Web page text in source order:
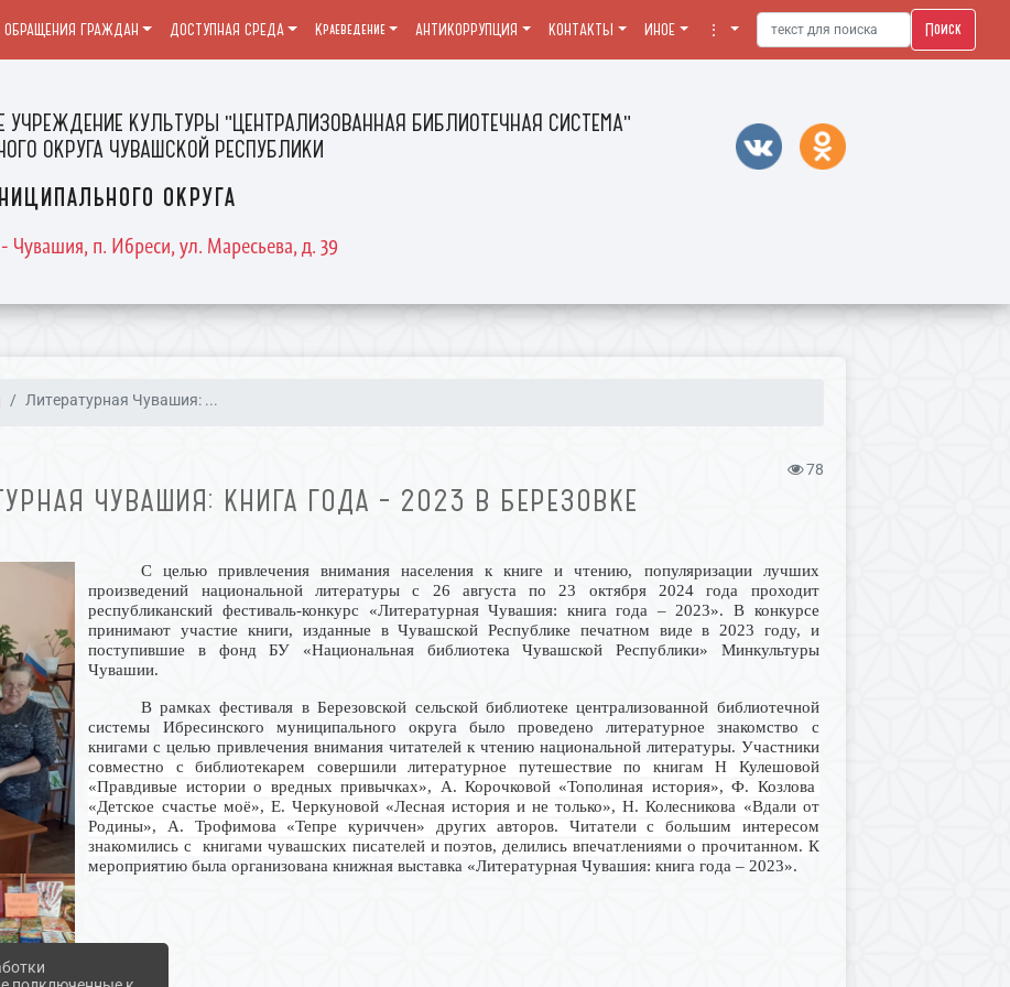
КУЛЬТУРЫ "ЦЕНТРАЛИЗОВАННАЯ БИБЛИОТЕЧНАЯ СИСТЕМА"
ОКРУГА ЧУВАШСКОЙ РЕСПУБЛИКИ
округа
Чувашия, п. Ибреси, ул. Маресьева, д. 39
ОБРАЩЕНИЯ ГРАЖДАН ДОСТУПНАЯ СРЕДА Краеведение АНТИКОРРУПЦИЯ КОНТАКТЫ ИНОЕ ⋮ Поиск
Литературная Чувашия: ...
78
ЧУВАШИЯ: КНИГА ГОДА – 2023 В БЕРЕЗОВКЕ
С целью привлечения внимания населения к книге и чтению, популяризации лучших
произведений национальной литературы с 26 августа по 23 октября 2024 года проходит
республиканский фестиваль-конкурс «Литературная Чувашия: книга года – 2023». В конкурсе
принимают участие книги, изданные в Чувашской Республике печатном виде в 2023 году, и
поступившие в фонд БУ «Национальная библиотека Чувашской Республики» Минкультуры
Чувашии.
В рамках фестиваля в Березовской сельской библиотеке централизованной библиотечной
системы Ибресинского муниципального округа было проведено литературное знакомство с
книгами с целью привлечения внимания читателей к чтению национальной литературы. Участники
совместно с библиотекарем совершили литературное путешествие по книгам Н Кулешовой
«Правдивые истории о вредных привычках», А. Корочковой «Тополиная история», Ф. Козлова
«Детское счастье моё», Е. Черкуновой «Лесная история и не только», Н. Колесникова «Вдали от
Родины», А. Трофимова «Тепре куриччен» других авторов. Читатели с большим интересом
знакомились с книгами чувашских писателей и поэтов, делились впечатлениями о прочитанном. К
мероприятию была организована книжная выставка «Литературная Чувашия: книга года – 2023».